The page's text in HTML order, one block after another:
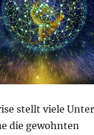
stellt viele
die gewohnten